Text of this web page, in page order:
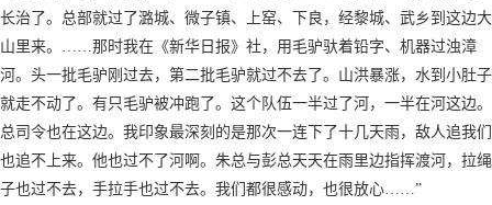
长治了。总部就过了潞城、微子镇、上窑、下良，经黎城、武乡到这边大
山里来。……那时我在《新华日报》社，用毛驴驮着铅字、机器过浊漳
河。头一批毛驴刚过去，第二批毛驴就过不去了。山洪暴涨，水到小肚子
就走不动了。有只毛驴被冲跑了。这个队伍一半过了河，一半在河这边。
总司令也在这边。我印象最深刻的是那次一连下了十几天雨，敌人追我们
也追不上来。他也过不了河啊。朱总与彭总天天在雨里边指挥渡河，拉绳
子也过不去，手拉手也过不去。我们都很感动，也很放心……”